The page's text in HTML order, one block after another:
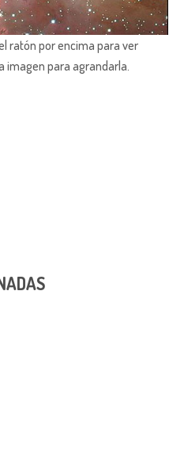
ratón por encima para ver
imagen para agrandarla.